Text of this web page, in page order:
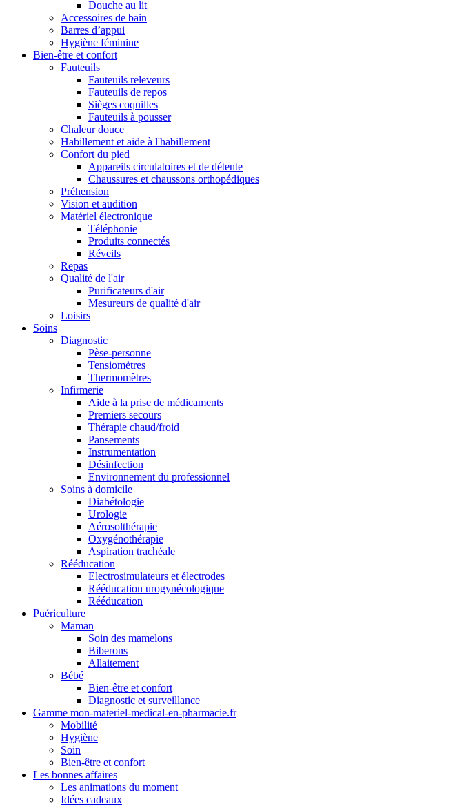
Douche au lit
Accessoires de bain
Barres d’appui
Hygiène féminine
Bien-être et confort
Fauteuils
Fauteuils releveurs
Fauteuils de repos
Sièges coquilles
Fauteuils à pousser
Chaleur douce
Habillement et aide à l'habillement
Confort du pied
Appareils circulatoires et de détente
Chaussures et chaussons orthopédiques
Préhension
Vision et audition
Matériel électronique
Téléphonie
Produits connectés
Réveils
Repas
Qualité de l'air
Purificateurs d'air
Mesureurs de qualité d'air
Loisirs
Soins
Diagnostic
Pèse-personne
Tensiomètres
Thermomètres
Infirmerie
Aide à la prise de médicaments
Premiers secours
Thérapie chaud/froid
Pansements
Instrumentation
Désinfection
Environnement du professionnel
Soins à domicile
Diabétologie
Urologie
Aérosolthérapie
Oxygénothérapie
Aspiration trachéale
Rééducation
Electrosimulateurs et électrodes
Rééducation urogynécologique
Rééducation
Puériculture
Maman
Soin des mamelons
Biberons
Allaitement
Bébé
Bien-être et confort
Diagnostic et surveillance
Gamme mon-materiel-medical-en-pharmacie.fr
Mobilité
Hygiène
Soin
Bien-être et confort
Les bonnes affaires
Les animations du moment
Idées cadeaux